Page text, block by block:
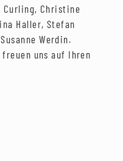
Curling, Christine
Haller, Stefan
Werdin.
uns auf Ihren